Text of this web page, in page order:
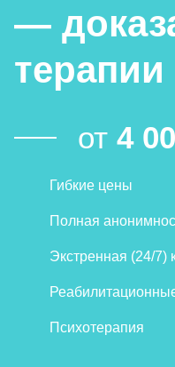
—
терапии
от 4
Гибкие цены
Полная
Экстренная (24/7)
Психотерапия